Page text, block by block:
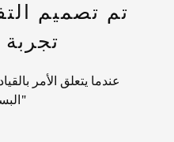
تم تصميم
تجربة
عندما يتعلق الأمر